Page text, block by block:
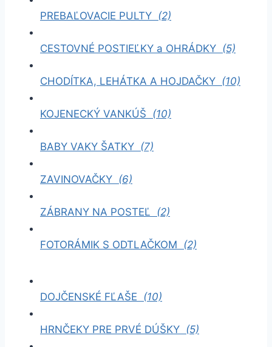
PREBAĽOVACIE PULTY (2)
CESTOVNÉ POSTIEĽKY a OHRÁDKY (5)
CHODÍTKA, LEHÁTKA A HOJDAČKY (10)
KOJENECKÝ VANKÚŠ (10)
BABY VAKY ŠATKY (7)
ZAVINOVAČKY (6)
ZÁBRANY NA POSTEĽ (2)
FOTORÁMIK S ODTLAČKOM (2)
DOJČENSKÉ FĽAŠE (10)
HRNČEKY PRE PRVÉ DÚŠKY (5)